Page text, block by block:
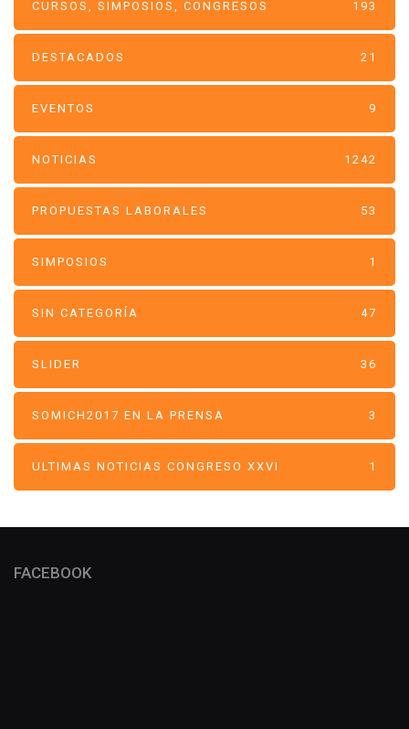
CURSOS, SIMPOSIOS, CONGRESOS 193
DESTACADOS 21
EVENTOS 9
NOTICIAS 1242
PROPUESTAS LABORALES 53
SIMPOSIOS 1
SIN CATEGORÍA 47
SLIDER 36
SOMICH2017 EN LA PRENSA 3
ULTIMAS NOTICIAS CONGRESO XXVI 1
FACEBOOK